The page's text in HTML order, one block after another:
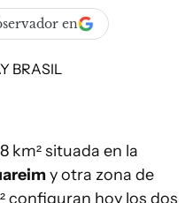
en
km² situada en la
y otra zona de
configuran hoy los dos